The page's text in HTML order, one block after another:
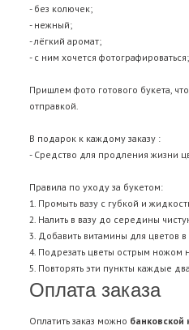
- без колючек;
- нежный;
- лёгкий аромат;
- с ним хочется фотографироваться;
Пришлем фото готового букета,
отправкой.
В подарок к каждому заказу :
- Средство для продления жизни
Правила по уходу за букетом:
1. Промыть вазу с губкой и
2. Налить в вазу до середины
3. Добавить витамины для цветов
4. Подрезать цветы острым ножом
5. Повторять эти пункты каждые
Оплата заказа
Оплатить заказ можно банковской